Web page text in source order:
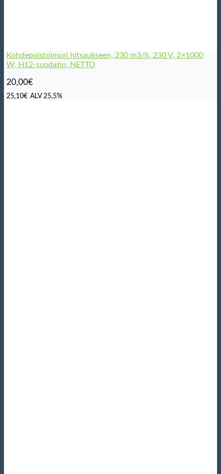
Kohdepoistoimuri hitsaukseen, 230 m3/h, 230 V, 2×1000
W, H12-suodatin, NETTO
20,00€
25,10€ ALV 25,5%